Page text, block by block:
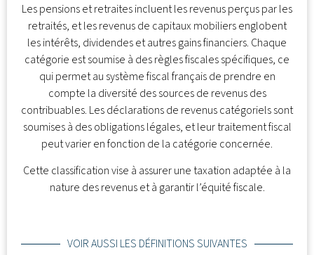
Les pensions et retraites incluent les revenus perçus par les
retraités, et les revenus de capitaux mobiliers englobent
les intérêts, dividendes et autres gains financiers. Chaque
catégorie est soumise à des règles fiscales spécifiques, ce
qui permet au système fiscal français de prendre en
compte la diversité des sources de revenus des
contribuables. Les déclarations de revenus catégoriels sont
soumises à des obligations légales, et leur traitement fiscal
peut varier en fonction de la catégorie concernée.
Cette classification vise à assurer une taxation adaptée à la
nature des revenus et à garantir l’équité fiscale.
VOIR AUSSI LES DÉFINITIONS SUIVANTES